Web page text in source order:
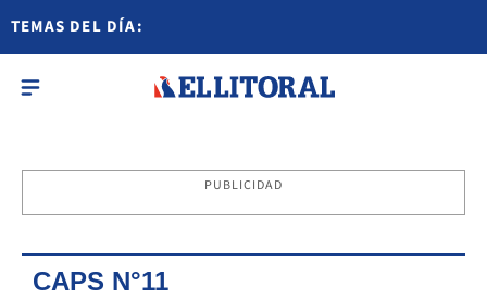
TEMAS DEL DÍA:
PUBLICIDAD
CAPS N°11